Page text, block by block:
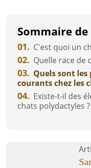
Sommaire
01. C'est quoi un
02. Quelle race de
03. Quels sont les
courants chez les
04. Existe-t-il des
chats polydactyles ?